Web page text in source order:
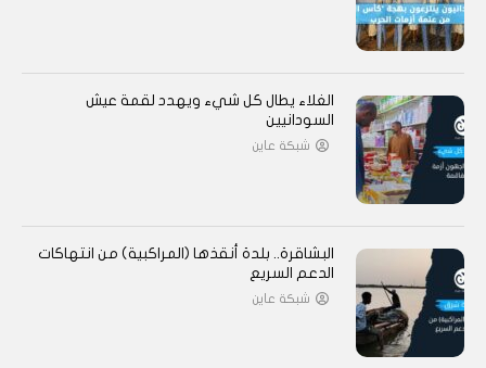
الغلاء يطال كل شيء ويهدد لقمة عيش
السودانيين
شبكة عاين
البشاقرة.. بلدة أنقذها (المراكبية) من انتهاكات
الدعم السريع
شبكة عاين